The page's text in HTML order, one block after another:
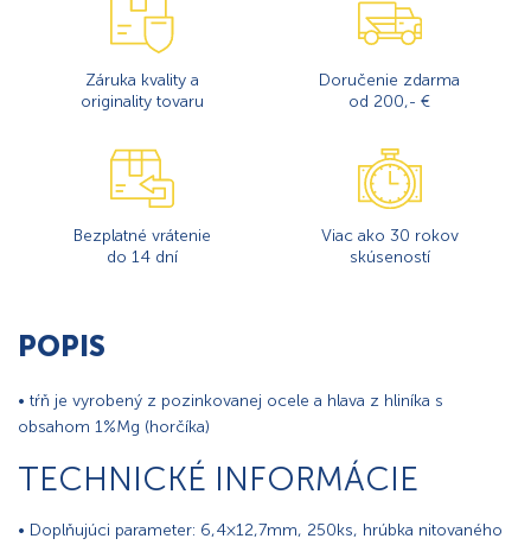
Záruka kvality a
originality tovaru
Doručenie zdarma
od 200,- €
Bezplatné vrátenie
do 14 dní
Viac ako 30 rokov
skúseností
POPIS
• tŕň je vyrobený z pozinkovanej ocele a hlava z hliníka s
obsahom 1%Mg (horčíka)
TECHNICKÉ INFORMÁCIE
• Doplňujúci parameter: 6,4×12,7mm, 250ks, hrúbka nitovaného